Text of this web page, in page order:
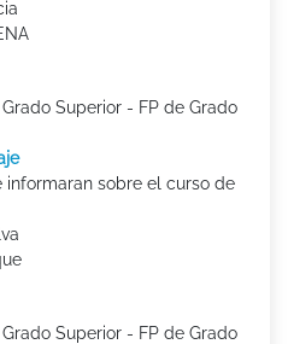
Superior - FP de Grado
informaran sobre el curso de
Superior - FP de Grado